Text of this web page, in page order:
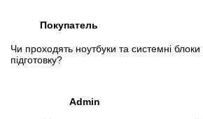
Покупатель
Чи проходять ноутбуки та системні
підготовку?
Admin